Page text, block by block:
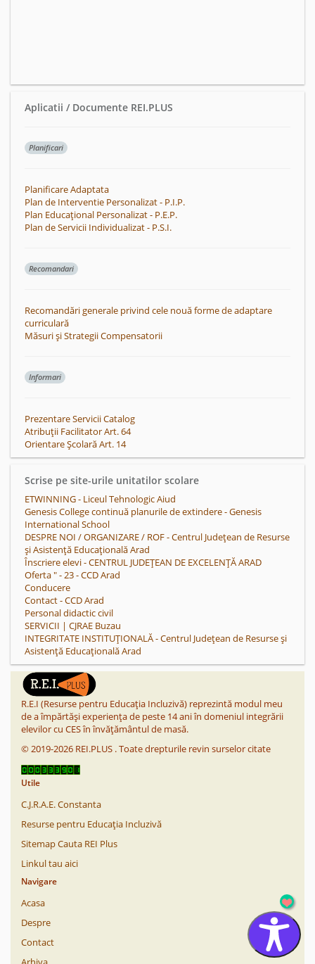
Aplicatii / Documente REI.PLUS
Planificari
Planificare Adaptata
Plan de Interventie Personalizat - P.I.P.
Plan Educațional Personalizat - P.E.P.
Plan de Servicii Individualizat - P.S.I.
Recomandari
Recomandări generale privind cele nouă forme de adaptare
curriculară
Măsuri și Strategii Compensatorii
Informari
Prezentare Servicii Catalog
Atribuții Facilitator Art. 64
Orientare Școlară Art. 14
Scrise pe site-urile unitatilor scolare
ETWINNING - Liceul Tehnologic Aiud
Genesis College continuă planurile de extindere - Genesis
International School
DESPRE NOI / ORGANIZARE / ROF - Centrul Județean de Resurse
și Asistență Educațională Arad
Înscriere elevi - CENTRUL JUDEȚEAN DE EXCELENȚĂ ARAD
Oferta " - 23 - CCD Arad
Conducere
Contact - CCD Arad
Personal didactic civil
SERVICII | CJRAE Buzau
INTEGRITATE INSTITUȚIONALĂ - Centrul Județean de Resurse și
Asistență Educațională Arad
R.E.I (Resurse pentru Educația Incluzivă) reprezintă modul meu
de a împărtăși experiența de peste 14 ani în domeniul integrării
elevilor cu CES în învățământul de masă.
©2019-2026 REI.PLUS .Toate drepturile revin surselor citate
Utile
C.J.R.A.E. Constanta
Resurse pentru Educația Incluzivă
Sitemap Cauta REI Plus
Linkul tau aici
Navigare
Acasa
Despre
Contact